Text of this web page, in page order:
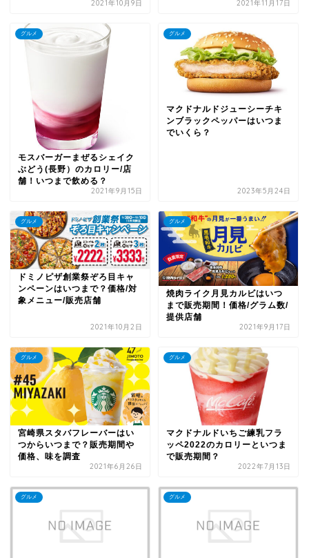
2021年10月9日 2021年11月17日
グルメ
モスバーガーまぜるシェイク
ぶどう(長野）のカロリー/店
舗！いつまで飲める？
2021年9月15日
グルメ
マクドナルドジューシーチキ
ンブラックペッパーはいつま
でいくら？
2023年5月24日
グルメ
ドミノピザ創業祭ぞろ目キャ
ンペーンはいつまで？価格/対
象メニュー/販売店舗
2021年10月2日
グルメ
焼肉ライク月見カルビはいつ
まで販売期間！価格/グラム数/
提供店舗
2021年9月17日
グルメ
宮崎県スタバフレーバーはい
つからいつまで？販売期間や
価格、味を調査
2021年6月26日
グルメ
マクドナルドいちご練乳フラ
ッペ2022のカロリーといつま
で販売期間？
2022年7月13日
グルメ グルメ